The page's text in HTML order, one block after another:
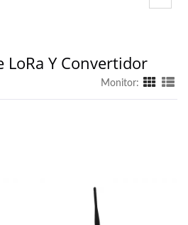
LoRa Y Convertidor
Monitor: